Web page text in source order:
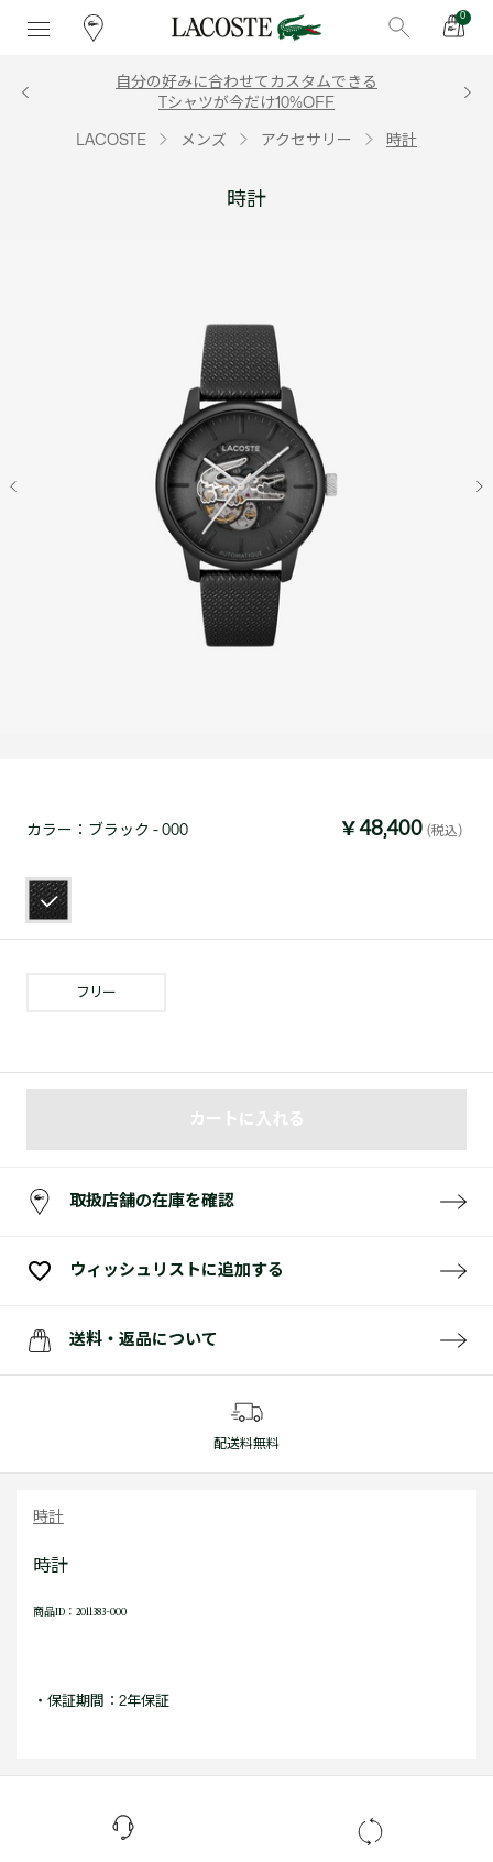
0
自分の好みに合わせてカスタムできる
Tシャツが今だけ10%OFF
LACOSTE メンズ アクセサリー 時計
時計
カラー： ブラック - 000 ￥48,400 (税込)
フリー
カートに入れる
取扱店舗の在庫を確認
ウィッシュリストに追加する
送料・返品について
配送料無料
時計
時計
商品ID：2011383-000
・保証期間：2年保証